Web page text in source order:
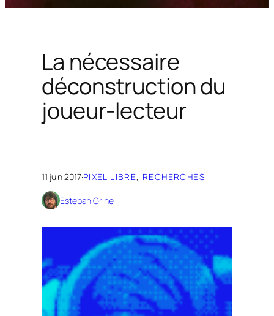
La nécessaire
déconstruction du
joueur-lecteur
11 juin 2017·PIXEL LIBRE, RECHERCHES
Esteban Grine